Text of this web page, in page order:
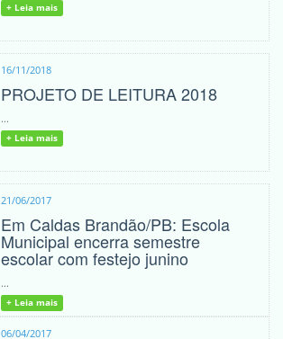
+ Leia mais
16/11/2018
PROJETO DE LEITURA 2018
...
+ Leia mais
21/06/2017
Em Caldas Brandão/PB: Escola
Municipal encerra semestre
escolar com festejo junino
...
+ Leia mais
06/04/2017